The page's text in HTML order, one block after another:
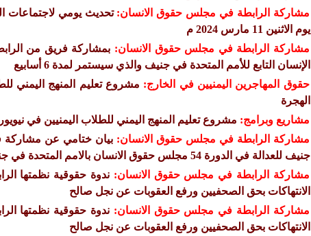
مشاركة الرابطة في مجلس حقوق الانسان:
يوم الاثنين 11 مارس 2024 م
مشاركة الرابطة في مجلس حقوق الانسان:
الإنسان التابع للأمم المتحدة في جنيف والذي سيستمر لمدة 6 أسابيع
حقوق المهاجرين اليمنيين في الخارج: مشروع تعليم المنهج اليمني
الهجرة
مشاريع وبرامج: مشروع تعليم المنهج اليمني للطلاب اليمنيين في
مشاركة الرابطة في مجلس حقوق الانسان:بيان ختامي عن مشاركة
جنيف للعدالة في الدورة 54 مجلس حقوق الانسان بالامم المتحدة في جنيف
مشاركة الرابطة في مجلس حقوق الانسان: ندوة حقوقية نظمتها
الانتهاكات بحق الصحفيين ورفع العقوبات عن نجل صالح
مشاركة الرابطة في مجلس حقوق الانسان: ندوة حقوقية نظمتها
الانتهاكات بحق الصحفيين ورفع العقوبات عن نجل صالح